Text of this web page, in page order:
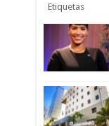
Etiquetas